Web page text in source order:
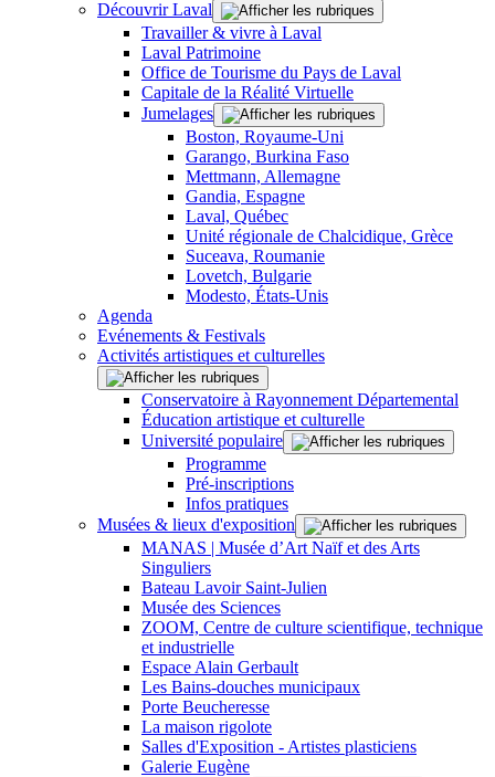
Découvrir Laval
Travailler & vivre à Laval
Laval Patrimoine
Office de Tourisme du Pays de Laval
Capitale de la Réalité Virtuelle
Jumelages
Boston, Royaume-Uni
Garango, Burkina Faso
Mettmann, Allemagne
Gandia, Espagne
Laval, Québec
Unité régionale de Chalcidique, Grèce
Suceava, Roumanie
Lovetch, Bulgarie
Modesto, États-Unis
Agenda
Evénements & Festivals
Activités artistiques et culturelles
Conservatoire à Rayonnement Départemental
Éducation artistique et culturelle
Université populaire
Programme
Pré-inscriptions
Infos pratiques
Musées & lieux d'exposition
MANAS | Musée d’Art Naïf et des Arts
Singuliers
Bateau Lavoir Saint-Julien
Musée des Sciences
ZOOM, Centre de culture scientifique, technique
et industrielle
Espace Alain Gerbault
Les Bains-douches municipaux
Porte Beucheresse
La maison rigolote
Salles d'Exposition - Artistes plasticiens
Galerie Eugène